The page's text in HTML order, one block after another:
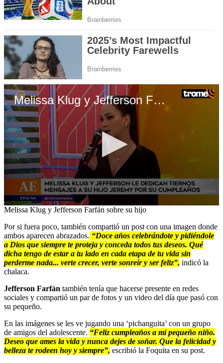
Melissa Klug y Jefferson Farfán sobre su hijo
0
of
1
minute,
24
seconds
Melissa Klug y Jefferson Farfán sobre su hijo
Por si fuera poco, también compartió un post con una imagen donde
ambos aparecen abrazados. “Doce años celebrándote y pidiéndole
a Dios que siempre te proteja y conceda todos tus deseos. Qué
dicha tengo de estar a tu lado en cada etapa de tu vida sin
perderme nada... verte crecer, verte sonreír y ser feliz”, indicó la
chalaca.
Jefferson Farfán también tenía que hacerse presente en redes
sociales y compartió un par de fotos y un video del día que pasó con
su pequeño.
En las imágenes se les ve jugando una ‘pichanguita’ con un grupo
de amigos del adolescente. “Feliz cumpleaños a mi pequeño niño.
Deseo que ames la vida y nunca dejes de soñar. Que la felicidad y
belleza te rodeen hoy y siempre”, escribió la Foquita en su post.